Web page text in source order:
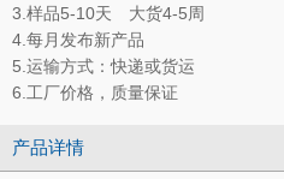
3.样品5-10天 大货4-5周
4.每月发布新产品
5.运输方式：快递或货运
6.工厂价格，质量保证
产品详情